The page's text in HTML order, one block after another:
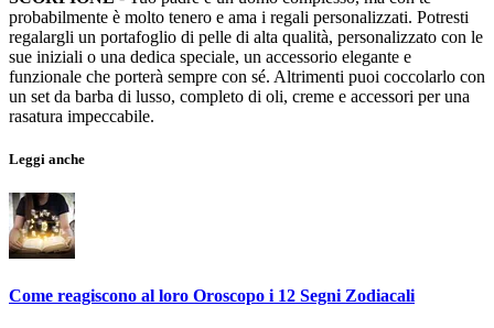
probabilmente è molto tenero e ama i regali personalizzati. Potresti
regalargli un portafoglio di pelle di alta qualità, personalizzato con le
sue iniziali o una dedica speciale, un accessorio elegante e
funzionale che porterà sempre con sé. Altrimenti puoi coccolarlo con
un set da barba di lusso, completo di oli, creme e accessori per una
rasatura impeccabile.
Leggi anche
Come reagiscono al loro Oroscopo i 12 Segni Zodiacali